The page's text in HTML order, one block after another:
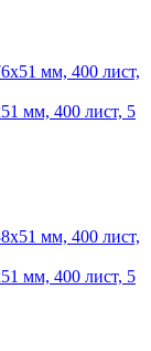
мм, 400 лист, 5
мм, 400 лист, 5